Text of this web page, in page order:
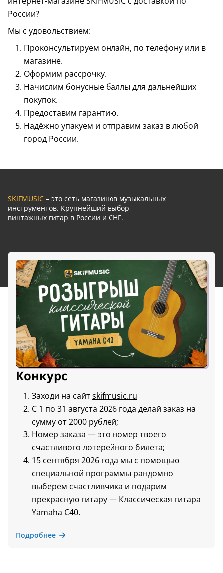
России?
Мы с удовольствием:
Проконсультируем онлайн, по телефону или в
магазине.
Оформим рассрочку.
Начислим бонусные баллы для дальнейших
покупок.
Предоставим гарантию.
Надёжно упакуем и отправим заказ в любой
город России.
SKIFMUSIC – это сеть магазинов музыкальных
инструментов. Крупнейший выбор
винтажных гитар в России и СНГ.
Конкурс
Заходи на сайтskifmusic.ru
С 1 по 31 августа 2026 года делай заказ на
сумму от 2000 рублей;
Номер заказа — это номер твоего
счастливого лотерейного билета;
15 сентября 2026 года мы с помощью
специальной программы рандомно
выберем счастливчика и подарим
прекрасную гитару — Классическая гитара
Yamaha C40.
Подробнее